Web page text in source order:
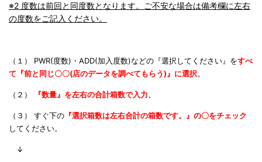
※2 度数は前回と同度数となります。ご不安な場合は備考欄に左右
の度数をご記入ください。
（１） PWR(度数)・ADD(加入度数)などの『選択してください』をすべ
て『前と同じ〇〇(店のデータを調べてもらう)』に選択。
（２） 『数量』を左右の合計箱数で入力。
（３） すぐ下の 『選択箱数は左右合計の箱数です。』の〇をチェック
してください。
↓